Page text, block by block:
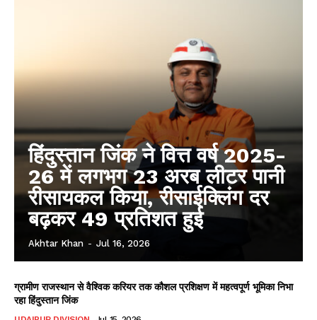
हिंदुस्तान जिंक ने वित्त वर्ष 2025-
26 में लगभग 23 अरब लीटर पानी
रीसायकल किया, रीसाईक्लिंग दर
बढ़कर 49 प्रतिशत हुई
Akhtar Khan - Jul 16, 2026
ग्रामीण राजस्थान से वैश्विक करियर तक कौशल प्रशिक्षण में महत्वपूर्ण भूमिका निभा
रहा हिंदुस्तान जिंक